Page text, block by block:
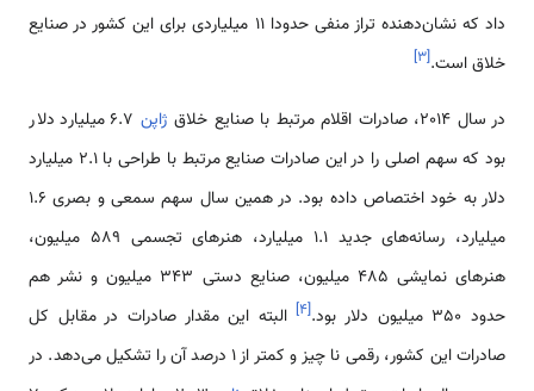
داد که نشان‌دهنده تراز منفی حدودا 11 میلیاردی برای این کشور در صنایع
خلاق است.[۳]
در سال 2014، صادرات اقلام مرتبط با صنایع خلاق ژاپن
6.7 میلیارد دلار
بود که سهم اصلی را در این صادرات صنایع مرتبط با طراحی با 2.1 میلیارد
دلار به خود اختصاص داده بود. در همین سال سهم سمعی و بصری 1.6
میلیارد، رسانه‌های جدید 1.1 میلیارد، هنرهای تجسمی 589 میلیون،
هنرهای نمایشی 485 میلیون، صنایع دستی 343 میلیون و نشر هم
حدود 350 میلیون دلار بود.
[۴]البته این مقدار صادرات در مقابل کل
صادرات این کشور، رقمی نا چیز و کمتر از 1 درصد آن را تشکیل می‌دهد. در